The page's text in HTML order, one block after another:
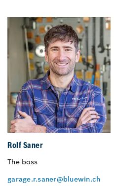
Rolf Saner
The boss
garage.r.saner@bluewin.ch